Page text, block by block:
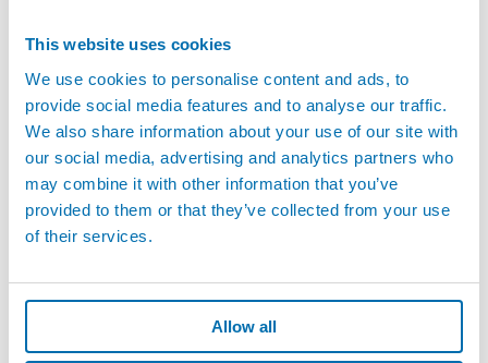
This website uses cookies
We use cookies to personalise content and ads, to
provide social media features and to analyse our traffic.
We also share information about your use of our site with
our social media, advertising and analytics partners who
may combine it with other information that you’ve
provided to them or that they’ve collected from your use
of their services.
Allow all